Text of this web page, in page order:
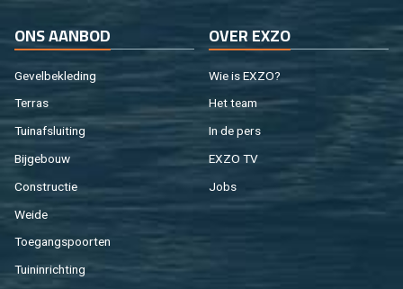
ONS AAN­BOD
Ge­vel­be­kle­ding
Ter­ras
Tuin­af­slui­ting
Bij­ge­bouw
Con­struc­tie
Weide
Toe­gangs­poor­ten
Tuin­in­rich­ting
OVER EXZO
Wie is EXZO?
Het team
In de pers
EXZO TV
Jobs